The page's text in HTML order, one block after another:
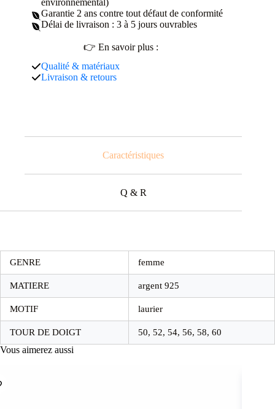
environnemental)
Garantie 2 ans contre tout défaut de conformité
Délai de livraison : 3 à 5 jours ouvrables
👉 En savoir plus :
Qualité & matériaux
Livraison & retours
Caractéristiques
Q & R
GENRE femme
MATIERE argent 925
MOTIF laurier
TOUR DE DOIGT 50, 52, 54, 56, 58, 60
Vous aimerez aussi